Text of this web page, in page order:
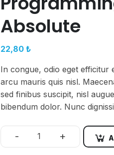
Absolute
22,80 ₺
In congue, odio eget efficitur
arcu mauris quis nisl.
sed finibus suscipit, nisl
bibendum dolor. Nunc
- +